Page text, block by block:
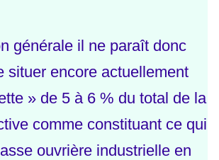
générale il ne paraît donc
situer encore actuellement
» de 5 à 6 % du total de la
comme constituant ce qui
ouvrière industrielle en